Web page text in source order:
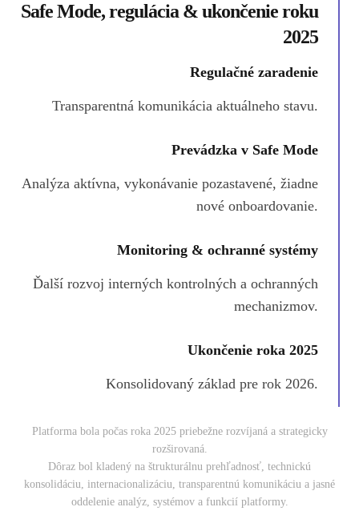
Safe Mode, regulácia & ukončenie roku
2025
Regulačné zaradenie
Transparentná komunikácia aktuálneho stavu.
Prevádzka v Safe Mode
Analýza aktívna, vykonávanie pozastavené, žiadne
nové onboardovanie.
Monitoring & ochranné systémy
Ďalší rozvoj interných kontrolných a ochranných
mechanizmov.
Ukončenie roka 2025
Konsolidovaný základ pre rok 2026.
Platforma bola počas roka 2025 priebežne rozvíjaná a strategicky
rozširovaná.
Dôraz bol kladený na štrukturálnu prehľadnosť, technickú
konsolidáciu, internacionalizáciu, transparentnú komunikáciu a jasné
oddelenie analýz, systémov a funkcií platformy.